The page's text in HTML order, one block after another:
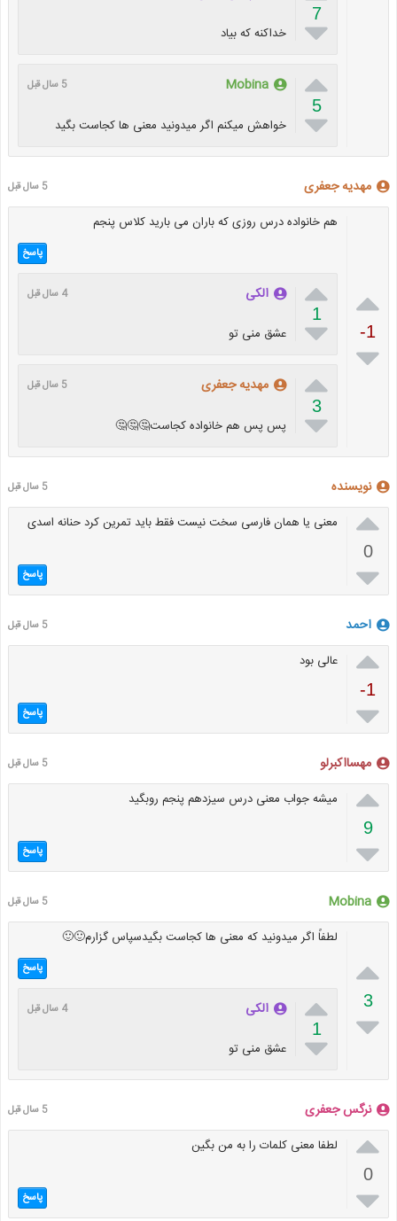
7
 خداکنه که بیاد

5

Mobina 5 سال قبل
خواهش میکنم اگر میدونید معنی ها کجاست بگید
مهدیه جعفری 5 سال قبل

-1

هم خانواده درس روزی که باران می بارید کلاس پنجم
پاسخ

1

الکی 4 سال قبل
عشق منی تو

3

مهدیه جعفری 5 سال قبل
پس پس هم خانواده کجاست🤔🤔🤔
نویسنده 5 سال قبل

0

معنی یا همان فارسی سخت نیست فقط باید تمرین کرد حنانه اسدی
پاسخ
احمد 5 سال قبل

-1

عالی بود
پاسخ
مهسااکبرلو 5 سال قبل

9

میشه جواب معنی درس سیزدهم پنجم روبگید
پاسخ
Mobina 5 سال قبل

3

لطفاً اگر میدونید که معنی ها کجاست بگیدسپاس گزارم🙂🙂
پاسخ

1

الکی 4 سال قبل
عشق منی تو
نرگس جعفری 5 سال قبل

0

لطفا معنی کلمات را به من بگین
پاسخ